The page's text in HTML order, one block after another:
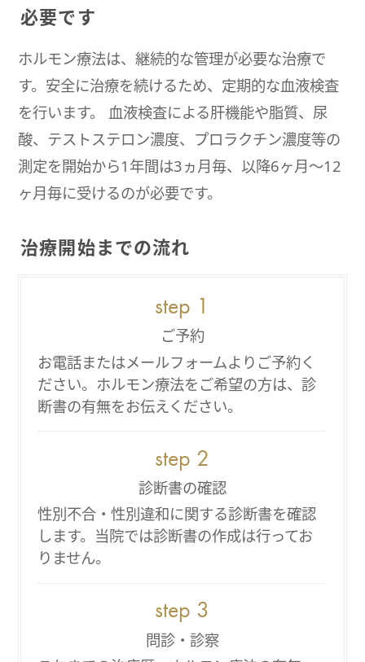
必要です
ホルモン療法は、継続的な管理が必要な治療で
す。安全に治療を続けるため、定期的な血液検査
を行います。 血液検査による肝機能や脂質、尿
酸、テストステロン濃度、プロラクチン濃度等の
測定を開始から1年間は3ヵ月毎、以降6ヶ月～12
ヶ月毎に受けるのが必要です。
治療開始までの流れ
ご予約
お電話またはメールフォームよりご予約く
ださい。ホルモン療法をご希望の方は、診
断書の有無をお伝えください。
診断書の確認
性別不合・性別違和に関する診断書を確認
します。当院では診断書の作成は行ってお
りません。
問診・診察